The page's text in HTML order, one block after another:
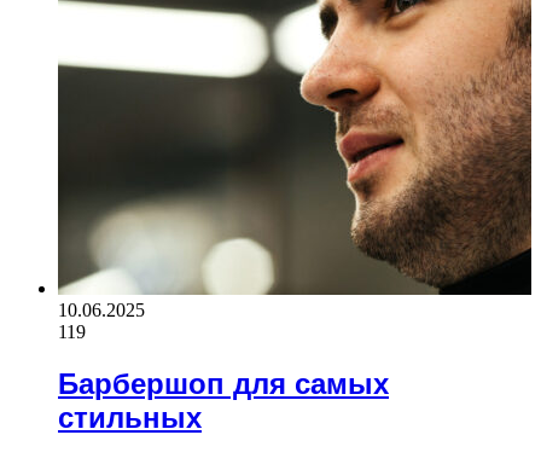
10.06.2025
119
Барбершоп для самых
стильных